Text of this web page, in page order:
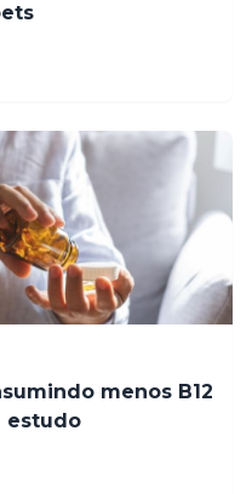
menos B12
estudo